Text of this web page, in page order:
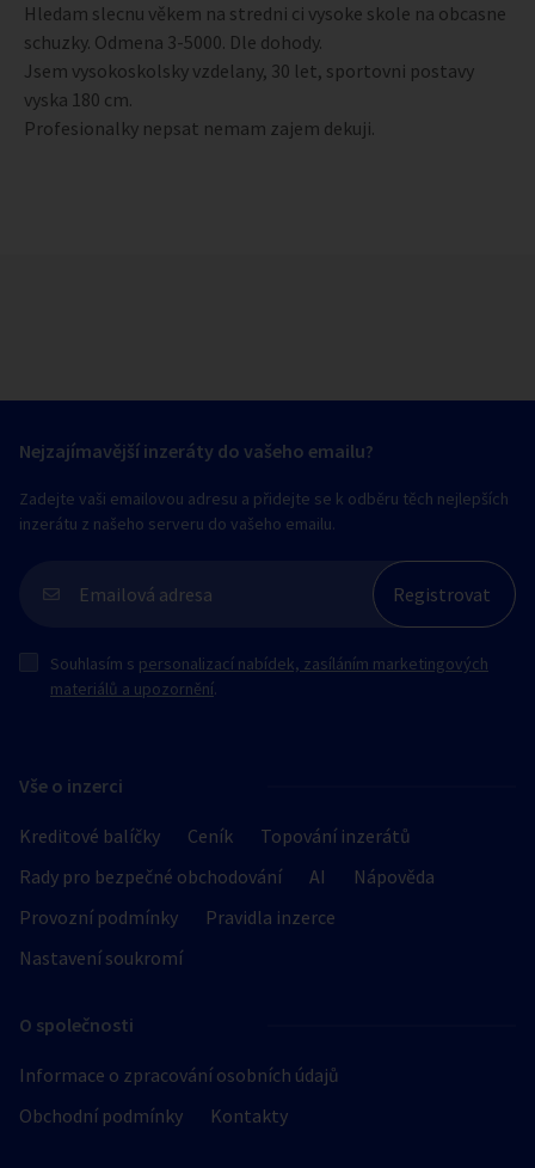
Hledam slecnu věkem na stredni ci vysoke skole na obcasne
schuzky. Odmena 3-5000. Dle dohody.
Jsem vysokoskolsky vzdelany, 30 let, sportovni postavy
vyska 180 cm.
Profesionalky nepsat nemam zajem dekuji.
Vše o inzerci
Kreditové balíčky Ceník
Topování inzerátů
Rady pro bezpečné obchodování
AI
Nápověda
Provozní podmínky
Pravidla inzerce
Nastavení soukromí
O společnosti
Informace o zpracování osobních údajů
Obchodní podmínky
Kontakty
Nejzajímavější inzeráty do vašeho emailu?
Zadejte vaši emailovou adresu a přidejte se k odběru těch nejlepších
inzerátu z našeho serveru do vašeho emailu.
Souhlasím s personalizací nabídek, zasíláním marketingových
materiálů a upozornění.